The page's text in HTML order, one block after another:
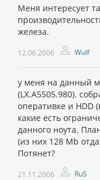
Меня интересует
железа.
12.06.2006 Wulf
у меня на данный
(LX.A5505.980).
оперативке и HDD
какие есть
данного ноута.
(из них 128 Mb
Потянет?
21.11.2006 RuS